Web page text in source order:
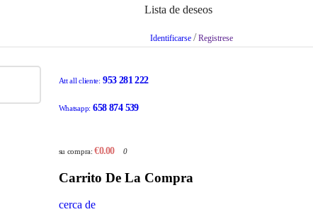
Lista de deseos
Identificarse / Registrese
Att all cliente: 953 281 222
Whatsapp: 658 874 539
su compra: €0.00 0
Carrito De La Compra
cerca de